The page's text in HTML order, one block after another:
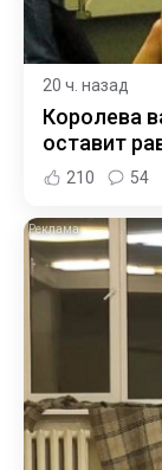
20 ч. назад
Королева
оставит
210 54